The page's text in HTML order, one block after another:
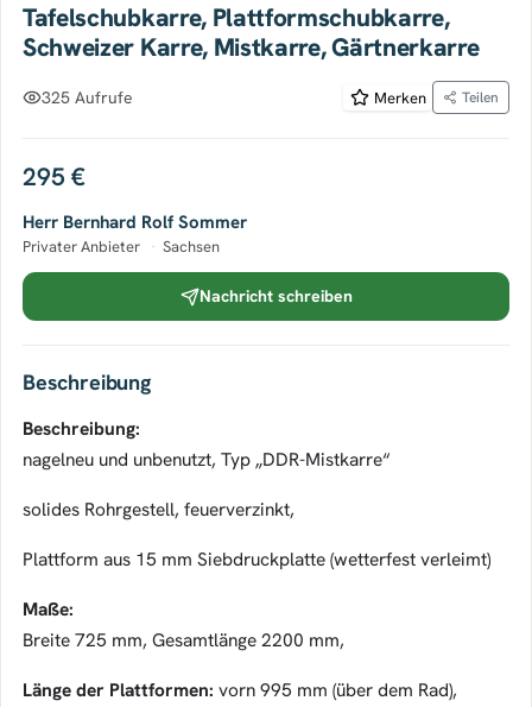
Tafelschubkarre, Plattformschubkarre,
Schweizer Karre, Mistkarre, Gärtnerkarre
325 Aufrufe Merken Teilen
295 €
Herr Bernhard Rolf Sommer
Privater Anbieter · Sachsen
Nachricht schreiben
Beschreibung
Beschreibung:
nagelneu und unbenutzt, Typ „DDR-Mistkarre“
solides Rohrgestell, feuerverzinkt,
Plattform aus 15 mm Siebdruckplatte (wetterfest verleimt)
Maße:
Breite 725 mm, Gesamtlänge 2200 mm,
Länge der Plattformen: vorn 995 mm (über dem Rad),